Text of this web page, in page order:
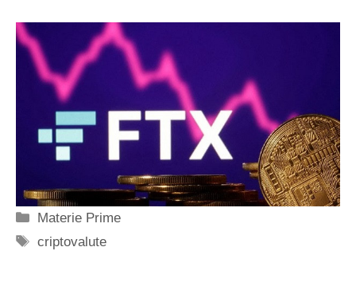
Categorie
Materie Prime
Tag
criptovalute